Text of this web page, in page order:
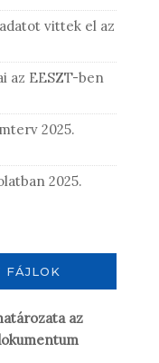
vittek el az
az EESZT-ben
2025.
2025.
FÁJLOK
az